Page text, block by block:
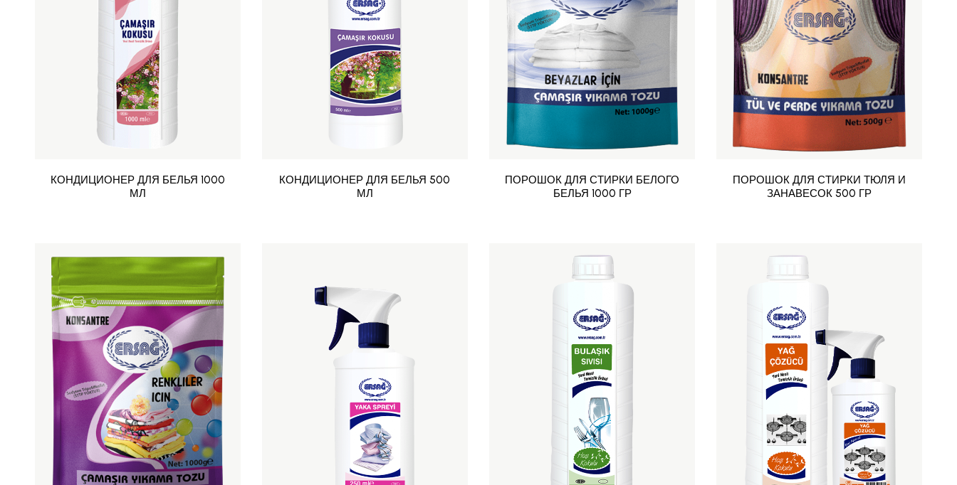
КОНДИЦИОНЕР ДЛЯ БЕЛЬЯ 1000
МЛ
КОНДИЦИОНЕР ДЛЯ БЕЛЬЯ 500
МЛ
ПОРОШОК ДЛЯ СТИРКИ БЕЛОГО
БЕЛЬЯ 1000 ГР
ПОРОШОК ДЛЯ СТИРКИ ТЮЛЯ И
ЗАНАВЕСОК 500 ГР